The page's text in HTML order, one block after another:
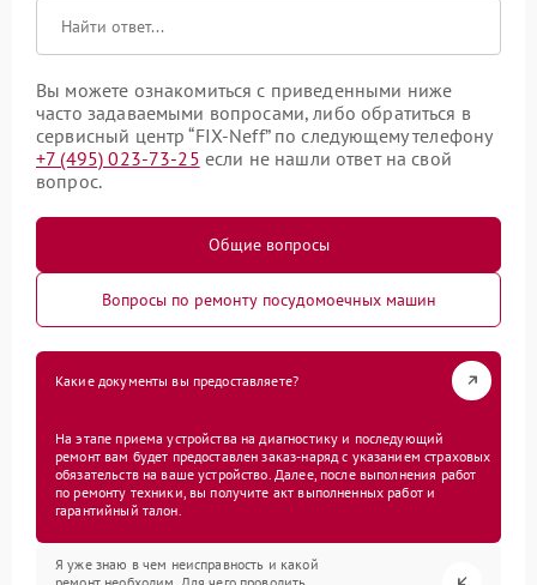
Вы можете ознакомиться с приведенными ниже
часто задаваемыми вопросами, либо обратиться в
сервисный центр “FIX-Neff” по следующему телефону
+7 (495) 023-73-25 если не нашли ответ на свой
вопрос.
Общие вопросы
Вопросы по ремонту посудомоечных машин
Какие документы вы предоставляете?
На этапе приема устройства на диагностику и последующий
ремонт вам будет предоставлен заказ-наряд с указанием страховых
обязательств на ваше устройство. Далее, после выполнения работ
по ремонту техники, вы получите акт выполненных работ и
гарантийный талон.
Я уже знаю в чем неисправность и какой